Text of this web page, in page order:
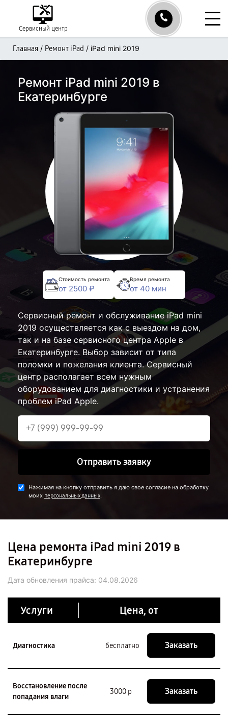
Сервисный центр
Главная / Ремонт iPad / iPad mini 2019
Ремонт iPad mini 2019 в
Екатеринбурге
Стоимость ремонта
от 2500 ₽
Время ремонта
от 40 мин
Сервисный ремонт и обслуживание iPad mini
2019 осуществляется как с выездом на дом,
так и на базе сервисного центра Apple в
Екатеринбурге. Выбор зависит от типа
поломки и пожелания клиента. Сервисный
центр располагает всем нужным
оборудованием для диагностики и устранения
проблем iPad Apple.
Отправить заявку
Нажимая на кнопку отправить я даю свое согласие на обработку
моих персональных данных.
Цена ремонта iPad mini 2019 в
Екатеринбурге
Дата обновления прайса: 04.08.2026
Услуги Цена, от
Диагностика бесплатно Заказать
Восстановление после
попадания влаги
3000 р Заказать